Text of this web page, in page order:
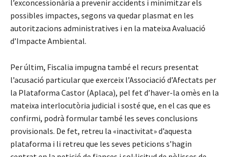
l’exconcessionària a prevenir accidents i minimitzar els
possibles impactes, segons va quedar plasmat en les
autoritzacions administratives i en la mateixa Avaluació
d’Impacte Ambiental.
Per últim, Fiscalia impugna també el recurs presentat
l’acusació particular que exerceix l’Associació d’Afectats per
la Plataforma Castor (Aplaca), pel fet d’haver-la omès en la
mateixa interlocutòria judicial i sosté que, en el cas que es
confirmi, podrà formular també les seves conclusions
provisionals. De fet, retreu la «inactivitat» d’aquesta
plataforma i li retreu que les seves peticions s’hagin